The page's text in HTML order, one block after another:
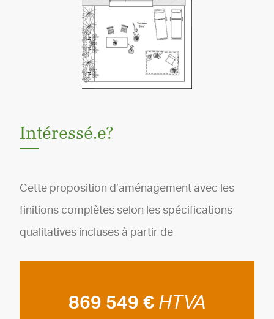
Intéressé.e?
Cette proposition d’aménagement avec les
finitions complètes selon les spécifications
qualitatives incluses à partir de
869 549 € HTVA